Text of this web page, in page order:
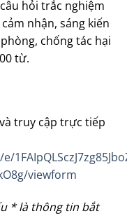
hỏi trắc nghiệm
nhận, sáng kiến
chống tác hại
từ.
truy cập trực tiếp
viewform
* là thông tin bắt